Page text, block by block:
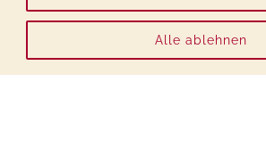
Alle ablehnen